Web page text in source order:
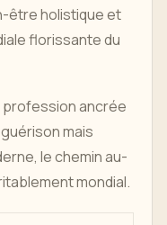
être holistique et
florissante du
profession ancrée
mais
le chemin au-
mondial.